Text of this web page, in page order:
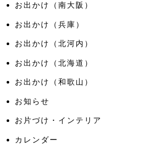
お出かけ（南大阪）
お出かけ（兵庫）
お出かけ（北河内）
お出かけ（北海道）
お出かけ（和歌山）
お知らせ
お片づけ・インテリア
カレンダー